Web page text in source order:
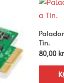
Tin.
80,00